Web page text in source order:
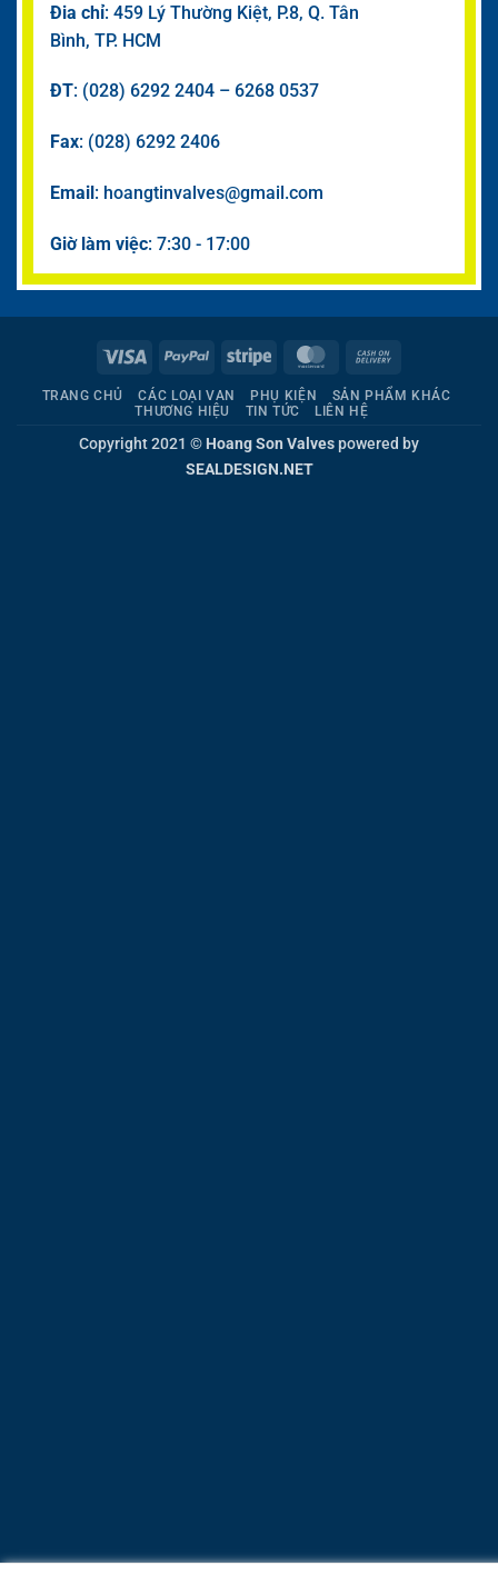
Đia chỉ: 459 Lý Thường Kiệt, P.8, Q. Tân
Bình, TP. HCM
ĐT: (028) 6292 2404 – 6268 0537
Fax: (028) 6292 2406
Email: hoangtinvalves@gmail.com
Giờ làm việc: 7:30 - 17:00
Visa PayPal Stripe MasterCard
Delivery
TRANG CHỦ CÁC LOẠI VAN PHỤ KIỆN
SẢN PHẨM KHÁC
THƯƠNG HIỆU
TIN TỨC LIÊN HỆ
Copyright 2021 © Hoang Son Valvespowered by
SEALDESIGN.NET